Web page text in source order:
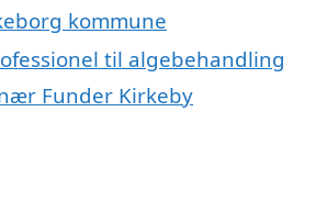
kommune
til algebehandling
Funder Kirkeby